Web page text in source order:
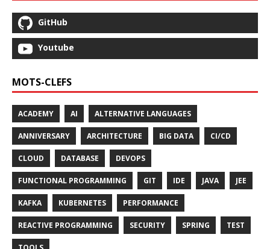
GitHub
Youtube
MOTS-CLEFS
ACADEMY AI ALTERNATIVE LANGUAGES
ANNIVERSARY ARCHITECTURE BIG DATA CI/CD
CLOUD DATABASE DEVOPS
FUNCTIONAL PROGRAMMING GIT IDE JAVA JEE
KAFKA KUBERNETES PERFORMANCE
REACTIVE PROGRAMMING SECURITY SPRING TEST